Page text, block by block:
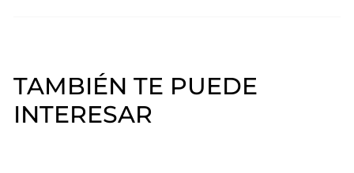
TAMBIÉN TE PUEDE
INTERESAR